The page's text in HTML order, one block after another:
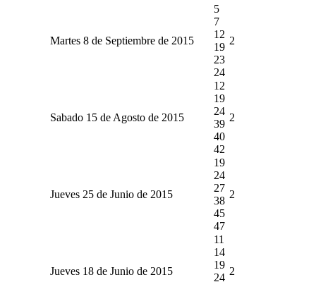
Martes 8 de Septiembre de 2015
5
7
12
19
23
24
2
Sabado 15 de Agosto de 2015
12
19
24
39
40
42
2
Jueves 25 de Junio de 2015
19
24
27
38
45
47
2
Jueves 18 de Junio de 2015
11
14
19
24
2